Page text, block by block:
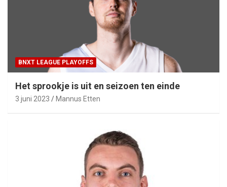
BNXT LEAGUE PLAYOFFS
Het sprookje is uit en seizoen ten einde
3 juni 2023 Mannus Etten